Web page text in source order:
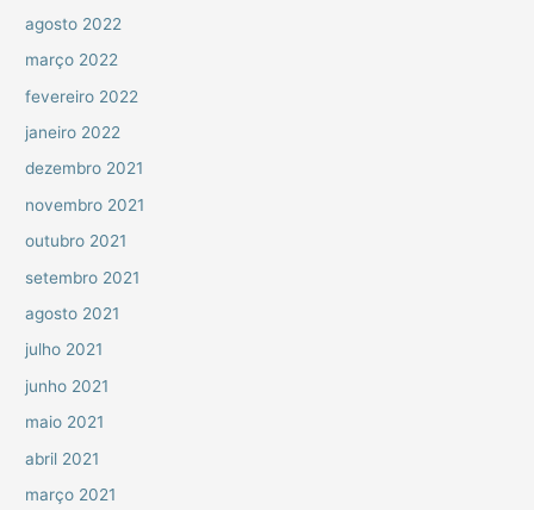
agosto 2022
março 2022
fevereiro 2022
janeiro 2022
dezembro 2021
novembro 2021
outubro 2021
setembro 2021
agosto 2021
julho 2021
junho 2021
maio 2021
abril 2021
março 2021